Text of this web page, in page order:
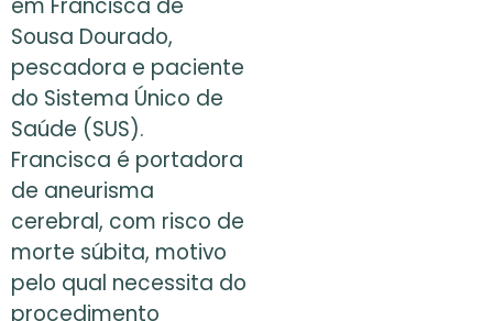
em Francisca de
Sousa Dourado,
pescadora e paciente
do Sistema Único de
Saúde (SUS).
Francisca é portadora
de aneurisma
cerebral, com risco de
morte súbita, motivo
pelo qual necessita do
procedimento